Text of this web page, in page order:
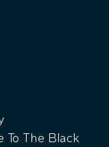
To The Black